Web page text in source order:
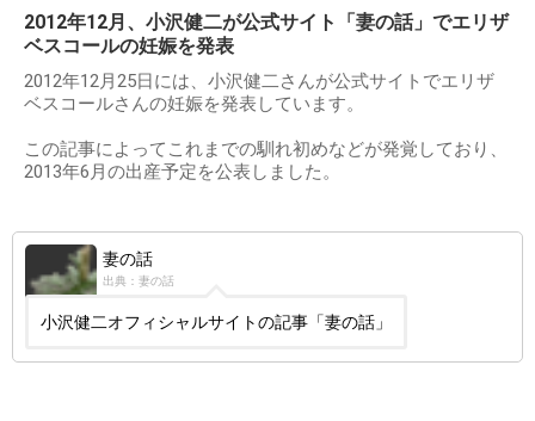
2012年12月、小沢健二が公式サイト「妻の話」でエリザ
ベスコールの妊娠を発表
2012年12月25日には、小沢健二さんが公式サイトでエリザ
ベスコールさんの妊娠を発表しています。
この記事によってこれまでの馴れ初めなどが発覚しており、
2013年6月の出産予定を公表しました。
妻の話
出典：妻の話
小沢健二オフィシャルサイトの記事「妻の話」